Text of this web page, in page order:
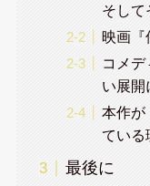
そして
映画『
コメ
い展開
本作が
ている
最後に